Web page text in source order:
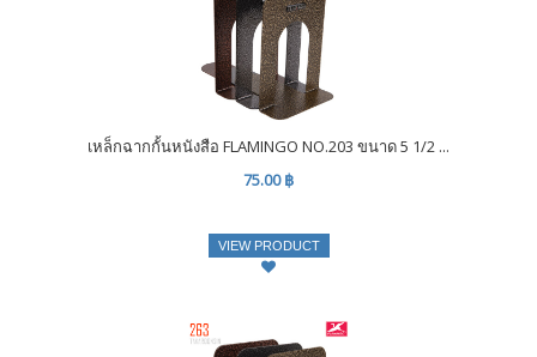
เหล็กฉากกั้นหนังสือ FLAMINGO NO.203 ขนาด 5 1/2 ...
75.00 ฿
VIEW PRODUCT